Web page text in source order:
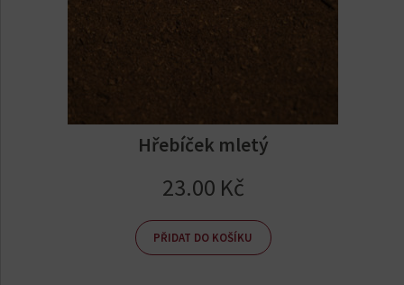
Hřebíček mletý
23.00 Kč
PŘIDAT DO KOŠÍKU